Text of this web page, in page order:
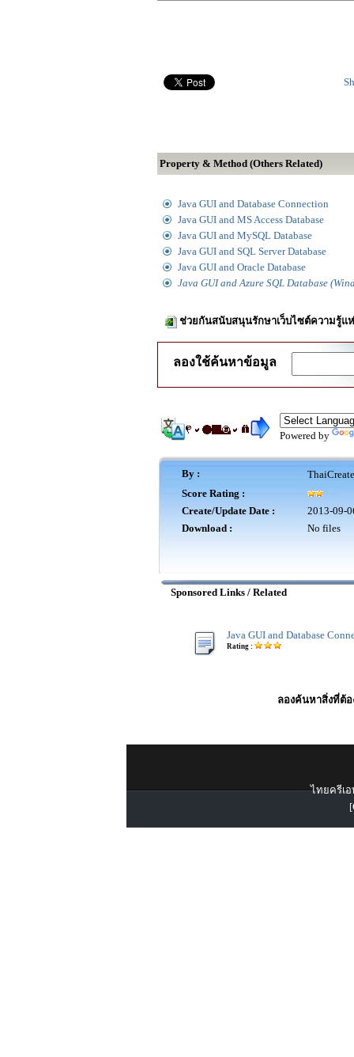
Property & Method (Others Related)
Java GUI and Database Connection
Java GUI and MS Access Database
Java GUI and MySQL Database
Java GUI and SQL Server Database
Java GUI and Oracle Database
Java GUI and Azure SQL Database
ช่วยกันสนับสนุนรักษาเว็บไซต์ความรู้แ
ลองใช้ค้นหาข้อมูล
Powered by
By :
Score Rating :
Create/Update Date :
2013-09-
Download :
No files
Sponsored Links / Related
Java GUI and Database
Rating :
ลองค้นหาสิ่งที่ต้อ
ไทยครีเอ
[